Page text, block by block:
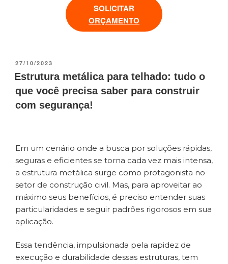
SOLICITAR
ORÇAMENTO
27/10/2023
Estrutura metálica para telhado: tudo o
que você precisa saber para construir
com segurança!
Em um cenário onde a busca por soluções rápidas,
seguras e eficientes se torna cada vez mais intensa,
a estrutura metálica surge como protagonista no
setor de construção civil. Mas, para aproveitar ao
máximo seus benefícios, é preciso entender suas
particularidades e seguir padrões rigorosos em sua
aplicação.
Essa tendência, impulsionada pela rapidez de
execução e durabilidade dessas estruturas, tem